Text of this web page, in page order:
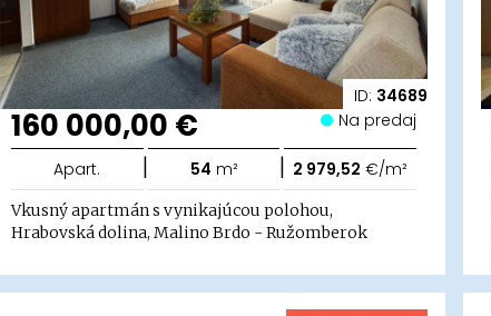
ID: 34689
160 000,00 € Na predaj
Apart. | 54 m² | 2 979,52 €/m²
Vkusný apartmán s vynikajúcou polohou,
Hrabovská dolina, Malino Brdo - Ružomberok